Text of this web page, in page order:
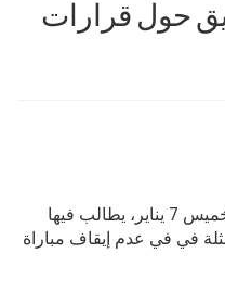
حول قرارات
بعث فريق الرجاء الرياضي رسالة احتجاجية للإتحاد الإفريقي، يوم الخميس 7 يناير، يطالب فيها
في في عدم إيقاف مباراة